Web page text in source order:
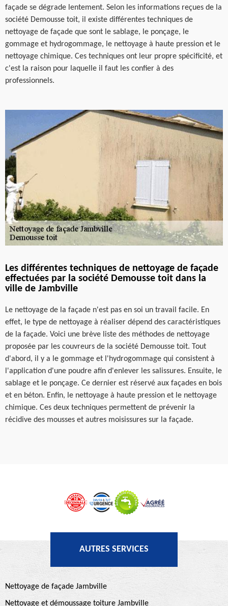
façade se dégrade lentement. Selon les informations reçues de la
société Demousse toit, il existe différentes techniques de
nettoyage de façade que sont le sablage, le ponçage, le
gommage et hydrogommage, le nettoyage à haute pression et le
nettoyage chimique. Ces techniques ont leur propre spécificité, et
c'est la raison pour laquelle il faut les confier à des
professionnels.
Les différentes techniques de nettoyage de façade
effectuées par la société Demousse toit dans la
ville de Jambville
Le nettoyage de la façade n'est pas en soi un travail facile. En
effet, le type de nettoyage à réaliser dépend des caractéristiques
de la façade. Voici une brève liste des méthodes de nettoyage
proposée par les couvreurs de la société Demousse toit. Tout
d'abord, il y a le gommage et l'hydrogommage qui consistent à
l'application d'une poudre afin d'enlever les salissures. Ensuite, le
sablage et le ponçage. Ce dernier est réservé aux façades en bois
et en béton. Enfin, le nettoyage à haute pression et le nettoyage
chimique. Ces deux techniques permettent de prévenir la
récidive des mousses et autres moisissures sur la façade.
AUTRES SERVICES
Nettoyage de façade Jambville
Nettoyage et démoussage toiture Jambville